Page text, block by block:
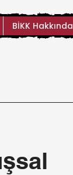
BİKK Hakkında